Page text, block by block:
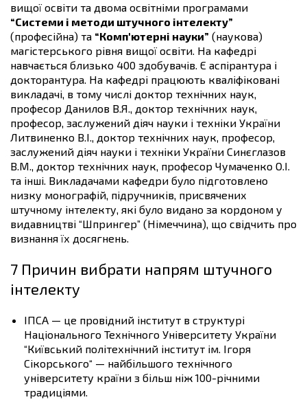
вищої освіти та двома освітніми програмами
“Системи і методи штучного інтелекту”
(професійна) та “Комп'ютерні науки” (наукова)
магістерського рівня вищої освіти. На кафедрі
навчається близько 400 здобувачів. Є аспірантура і
докторантура. На кафедрі працюють кваліфіковані
викладачі, в тому числі доктор технічних наук,
професор Данилов В.Я., доктор технічних наук,
професор, заслужений діяч науки і техніки України
Литвиненко В.І., доктор технічних наук, професор,
заслужений діяч науки і техніки України Синєглазов
В.М., доктор технічних наук, професор Чумаченко О.І.
та інші. Викладачами кафедри було підготовлено
низку монографій, підручників, присвячених
штучному інтелекту, які було видано за кордоном у
видавництві “Шпрингер” (Німеччина), що свідчить про
визнання їх досягнень.
7 Причин вибрати напрям штучного
інтелекту
ІПСА — це провідний інститут в структурі
Національного Технічного Університету України
“Київський політехнічний інститут ім. Ігоря
Сікорського“ — найбільшого технічного
університету країни з більш ніж 100-річними
традиціями.